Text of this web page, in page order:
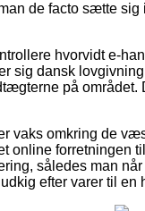
de facto sætte
hvorvidt e-
sig dansk
på
vaks omkring de
online forretningen
således man
efter varer til en